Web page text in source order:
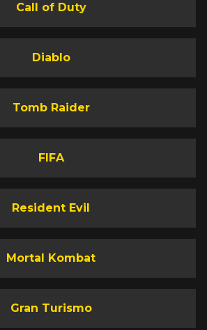
Call of Duty
Diablo
Tomb Raider
FIFA
Resident Evil
Mortal Kombat
Gran Turismo